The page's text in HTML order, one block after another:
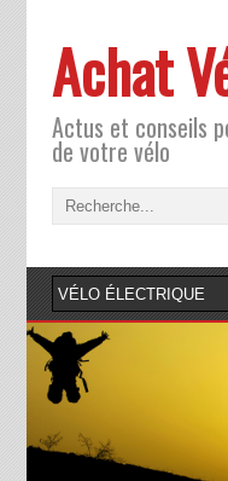
Achat
Actus et conseils
de votre vélo